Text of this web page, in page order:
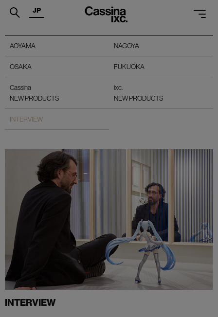
.
PRODUCTS
SERVICES
PROJECTS
MAGAZINE
CATALOGUES
PROFESSIONAL
ONLINE STORE お問合せ
JP
2016 NEW EXHIBITION FALL
AOYAMA NAGOYA
OSAKA FUKUOKA
Cassina
NEW PRODUCTS
ixc.
NEW PRODUCTS
INTERVIEW
INTERVIEW